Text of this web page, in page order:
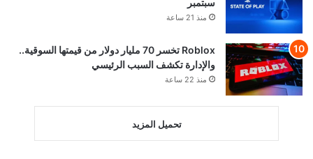
سبتمبر
منذ 21 ساعة
Roblox تخسر 70 مليار دولار من قيمتها السوقية..
والإدارة تكشف السبب الرئيسي
منذ 22 ساعة
تحميل المزيد